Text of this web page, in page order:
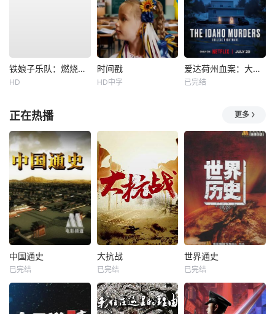
铁娘子乐队：燃烧雄心
HD
时间戳
HD中字
爱达荷州血案：大学梦魇
已完结
正在热播 更多
中国通史
已完结
大抗战
已完结
世界通史
已完结